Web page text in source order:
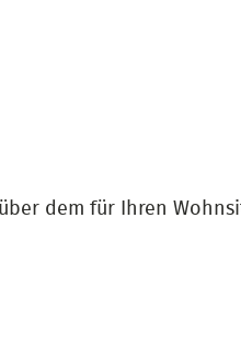
dem für Ihren